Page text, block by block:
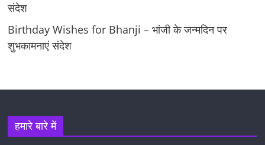
संदेश
Birthday Wishes for Bhanji – भांजी के जन्मदिन पर
शुभकामनाएं संदेश
हमारे बारे में